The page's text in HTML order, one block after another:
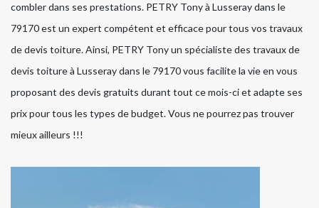
combler dans ses prestations. PETRY Tony à Lusseray dans le
79170 est un expert compétent et efficace pour tous vos travaux
de devis toiture. Ainsi, PETRY Tony un spécialiste des travaux de
devis toiture à Lusseray dans le 79170 vous facilite la vie en vous
proposant des devis gratuits durant tout ce mois-ci et adapte ses
prix pour tous les types de budget. Vous ne pourrez pas trouver
mieux ailleurs !!!